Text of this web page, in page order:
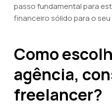
passo fundamental para
financeiro sólido para o
Como
agência,
freelancer?